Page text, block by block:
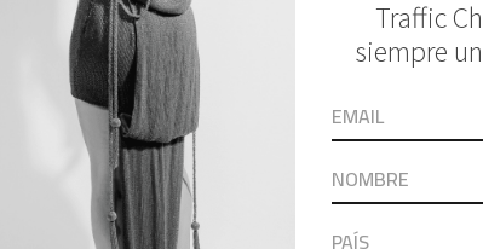
and the unique shoes by Novus.
to the market pieces of her
below: